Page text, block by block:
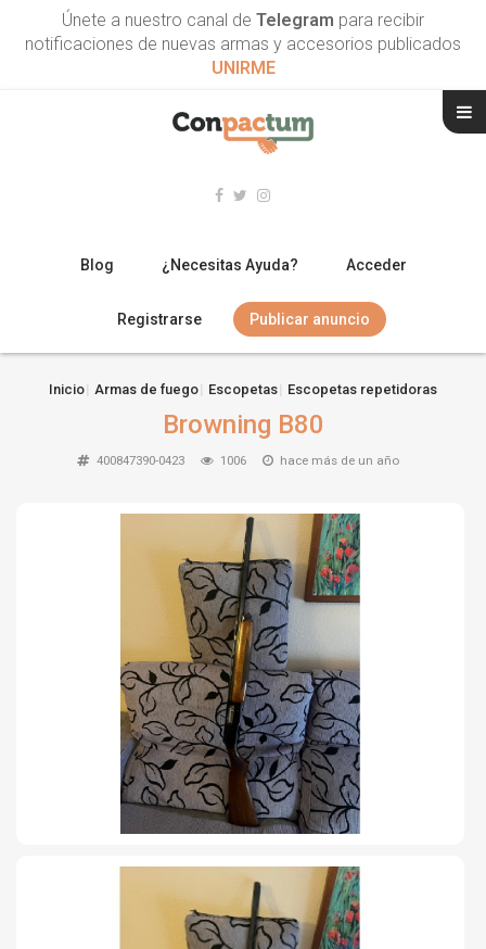
Únete a nuestro canal de Telegram para recibir
notificaciones de nuevas armas y accesorios publicados
UNIRME
Blog ¿Necesitas Ayuda? Acceder
Registrarse Publicar anuncio
ARMAS CORTAS
TIRO Y COMPETICIÓN
ACCESORIOS
Inicio Armas de fuego Escopetas Escopetas repetidoras
Browning B80
400847390-0423 1006 hace más de un año